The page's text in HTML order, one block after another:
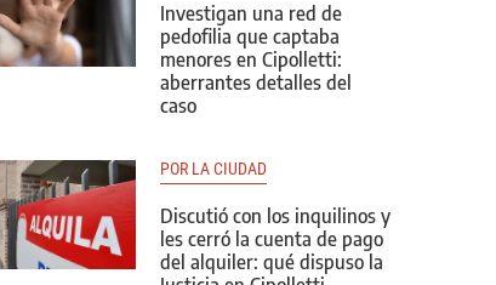
Investigan una red de
pedofilia que captaba
menores en Cipolletti:
aberrantes detalles del
caso
POR LA CIUDAD
Discutió con los inquilinos y
les cerró la cuenta de pago
del alquiler: qué dispuso la